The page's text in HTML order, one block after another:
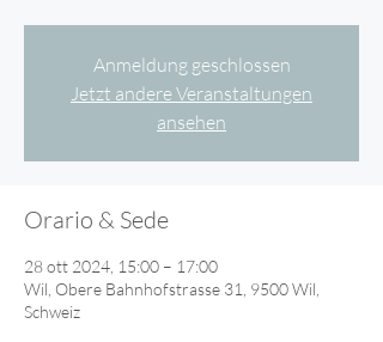
Anmeldung geschlossen
Jetzt andere Veranstaltungen
ansehen
Orario & Sede
28 ott 2024, 15:00 – 17:00
Wil, Obere Bahnhofstrasse 31, 9500 Wil,
Schweiz